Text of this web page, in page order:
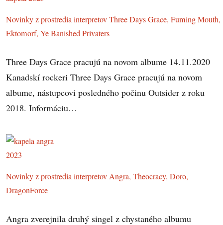
Novinky z prostredia interpretov Three Days Grace, Fuming Mouth,
Ektomorf, Ye Banished Privaters
Three Days Grace pracujú na novom albume 14.11.2020
Kanadskí rockeri Three Days Grace pracujú na novom
albume, nástupcovi posledného počinu Outsider z roku
2018. Informáciu…
Novinky z prostredia interpretov Angra, Theocracy, Doro,
DragonForce
Angra zverejnila druhý singel z chystaného albumu